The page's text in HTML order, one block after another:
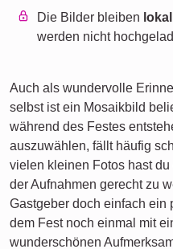
Die Bilder bleiben
werden nicht
Auch als wundervolle
selbst ist ein Mosaikbild
während des Festes
auszuwählen, fällt häufig
vielen kleinen Fotos hast
der Aufnahmen gerecht zu
Gastgeber doch einfach ein
dem Fest noch einmal mit
wunderschönen